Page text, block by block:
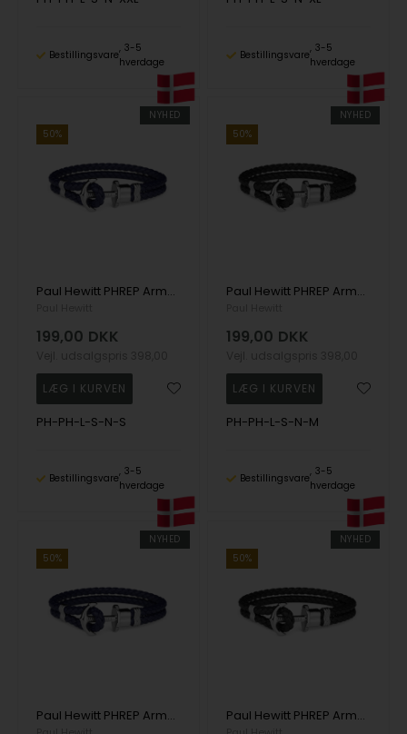
Bestillingsvare
3-5
hverdage
Bestillingsvare
3-5
hverdage
NYHED
50%
Paul Hewitt PHREP Armbånd 17 cm - PH-PH-L-S-N-S
199,00 DKK
PH-PH-L-S-N-S
Bestillingsvare
3-5
hverdage
NYHED
50%
Paul Hewitt PHREP Armbånd 18 cm - PH-PH-L-S-N-M
199,00 DKK
PH-PH-L-S-N-M
Bestillingsvare
3-5
hverdage
NYHED
50%
Paul Hewitt PHREP Armbånd 19 cm - PH-PH-L-S-N-L
NYHED
50%
Paul Hewitt PHREP Armbånd 22 cm - PH-PH-L-S-B-XXXL